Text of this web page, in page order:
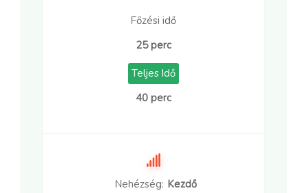
Főzési idő
25 perc
Teljes Idő
40 perc
Nehézség: Kezdő